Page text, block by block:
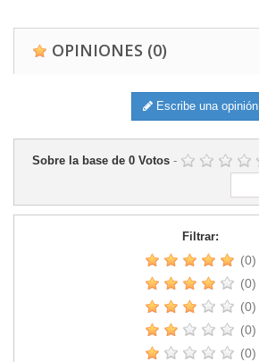
OPINIONES (0)
Escribe una opinión
Sobre la base de 0 Votos -
Filtrar:
(0)
(0)
(0)
(0)
(0)